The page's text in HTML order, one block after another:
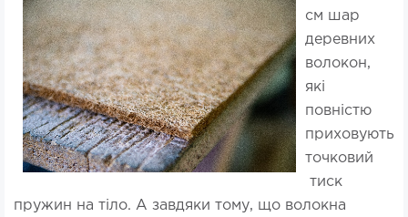
см шар
деревних
волокон,
які
повністю
приховують
точковий
тиск
пружин на тіло. А завдяки тому, що волокна